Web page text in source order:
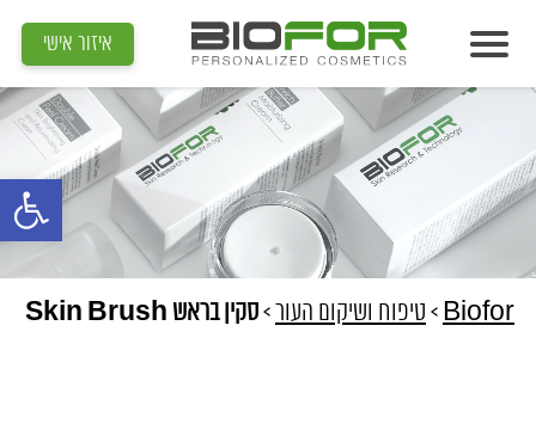
פתח סרגל
אודות
מוצרים
תוצאות
מדיה
מאמרים
איזור אישי
Biofor
> טיפוח ושיקום העור>סקין בראש Skin Brush